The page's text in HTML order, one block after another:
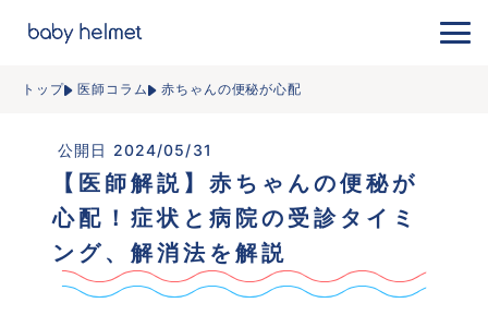
トップ 医師コラム 赤ちゃんの便秘が心配
公開日 2024/05/31
【医師解説】赤ちゃんの便秘が
心配！症状と病院の受診タイミ
ング、解消法を解説